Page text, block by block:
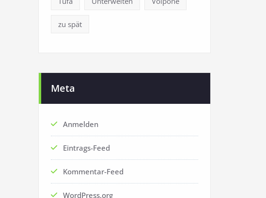
zu spät
Meta
Anmelden
Eintrags-Feed
Kommentar-Feed
WordPress.org